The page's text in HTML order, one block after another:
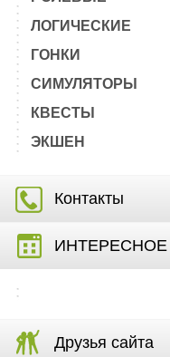
ЛОГИЧЕСКИЕ
ГОНКИ
СИМУЛЯТОРЫ
КВЕСТЫ
ЭКШЕН
Контакты
ИНТЕРЕСНОЕ
Друзья сайта